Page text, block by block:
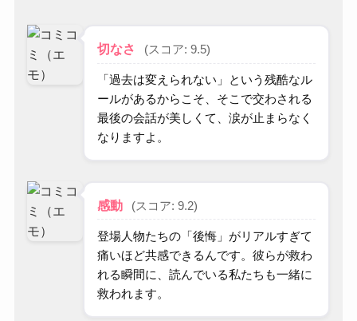
切なさ (スコア: 9.5)
「過去は変えられない」という残酷なル
ールがあるからこそ、そこで交わされる
最後の会話が美しくて、涙が止まらなく
なりますよ。
感動 (スコア: 9.2)
登場人物たちの「後悔」がリアルすぎて
痛いほど共感できるんです。彼らが救わ
れる瞬間に、読んでいる私たちも一緒に
救われます。